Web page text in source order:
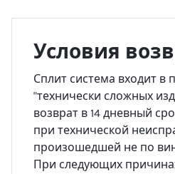
Условия
Сплит система входит в
"технически сложных
возврат в 14 дневный
при технической
произошедшей не по
При следующих